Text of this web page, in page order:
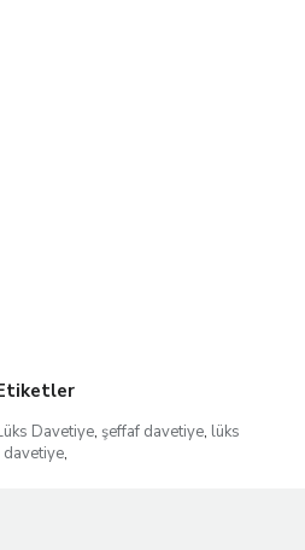
Davetiye, şeffaf davetiye, lüks
davetiye,